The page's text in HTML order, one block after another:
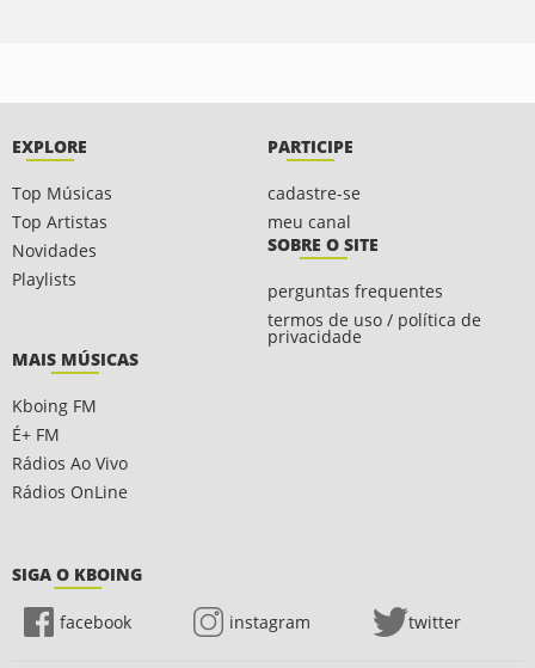
EXPLORE
Top Músicas
Top Artistas
Novidades
Playlists
PARTICIPE
cadastre-se
meu canal
SOBRE O SITE
perguntas frequentes
termos de uso / política de
privacidade
MAIS MÚSICAS
Kboing FM
É+ FM
Rádios Ao Vivo
Rádios OnLine
SIGA O KBOING
facebook instagram twitter